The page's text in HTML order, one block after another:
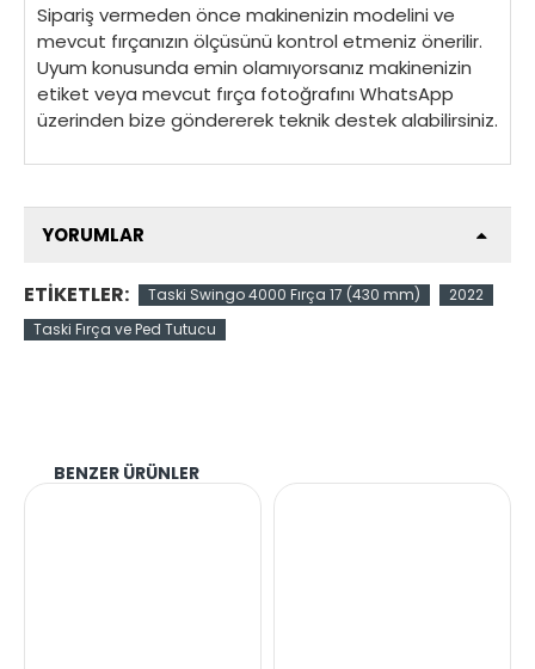
Sipariş vermeden önce makinenizin modelini ve
mevcut fırçanızın ölçüsünü kontrol etmeniz önerilir.
Uyum konusunda emin olamıyorsanız makinenizin
etiket veya mevcut fırça fotoğrafını WhatsApp
üzerinden bize göndererek teknik destek alabilirsiniz.
YORUMLAR
ETIKETLER: Taski Swingo 4000 Fırça 17 (430 mm)
2022
Taski Fırça ve Ped Tutucu
BENZER ÜRÜNLER